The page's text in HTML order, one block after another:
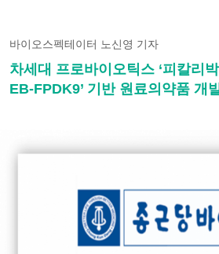
바이오스펙테이터 노신영 기자
차세대 프로바이오틱스 ‘피칼리
EB-FPDK9’ 기반 원료의약품 개